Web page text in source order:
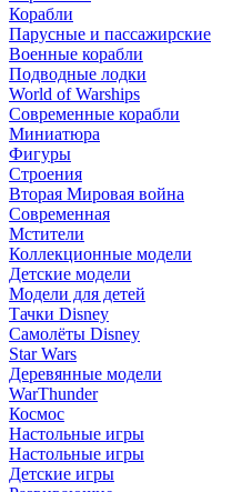
Корабли
Парусные и пассажирские
Военные корабли
Подводные лодки
World of Warships
Современные корабли
Миниатюра
Фигуры
Строения
Вторая Мировая война
Современная
Мстители
Коллекционные модели
Детские модели
Модели для детей
Тачки Disney
Самолёты Disney
Star Wars
Деревянные модели
WarThunder
Космос
Настольные игры
Настольные игры
Детские игры